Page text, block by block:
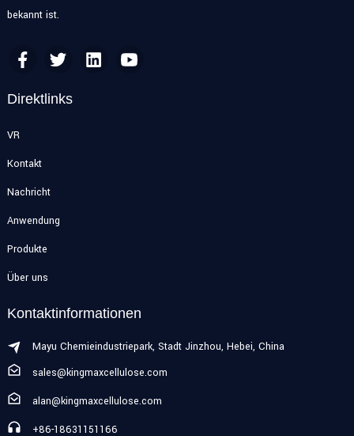
bekannt ist.
Direktlinks
VR
Kontakt
Nachricht
Anwendung
Produkte
Über uns
Kontaktinformationen
Mayu Chemieindustriepark, Stadt Jinzhou, Hebei, China
sales@kingmaxcellulose.com
alan@kingmaxcellulose.com
+86-18631151166